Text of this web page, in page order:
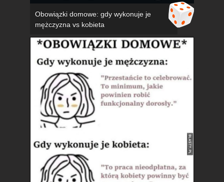
Obowiązki domowe: gdy wykonuje je
mężczyzna vs kobieta